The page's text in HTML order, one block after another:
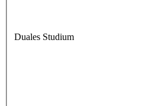
Duales Studium